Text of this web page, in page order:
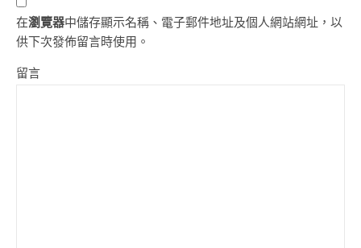
在瀏覽器中儲存顯示名稱、電子郵件地址及個人網站網址，以
供下次發佈留言時使用。
留言